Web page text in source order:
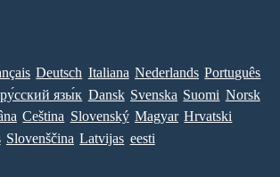
Deutsch Italiana Nederlands Português
ру́сский язы́к Dansk Svenska Suomi Norsk
Ceština Slovenský Magyar Hrvatski
Slovenščina Latvijas eesti